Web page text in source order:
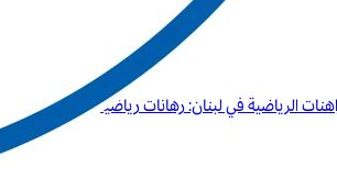
الرياضية في لبنان: رهانات رياضية راقية مع